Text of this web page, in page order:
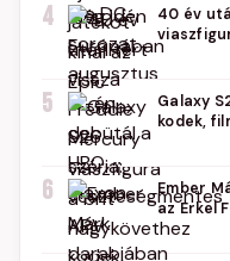
4
40 év
5
Galaxy
kodek,
6
Ember
az Erkel